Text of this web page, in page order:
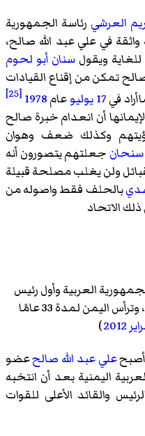
العرشي رئاسة الجمهورية
في علي عبد الله صالح،
ويقول سنان أبو لحوم
تمكن من إقناع القيادات
في17 يوليو عام1978
[25]
أن انعدام خبرة صالح
وكذلك ضعف وهوان
سنحان جعلتهم يتصورون أنه
ولن يغلب مصلحة قبيلة
بالحلف فقط واصوله من
ذلك الاتحاد
العربية وأول رئيس
، وترأس اليمن لمدة 33 عامًا
2012
)
علي عبد الله صالحعضو
اليمنية بعد أن انتخبه
والقائد الأعلى للقوات